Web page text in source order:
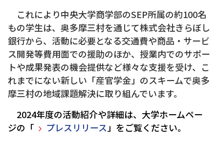
これにより中央大学商学部のSEP所属の約100名
もの学生は、奥多摩三村を通じて株式会社きらぼし
銀行から、活動に必要となる交通費や商品・サービ
ス開発等費用面での援助のほか、授業内でのサポー
トや成果発表の機会提供など様々な支援を受け、こ
れまでにない新しい「産官学金」のスキームで奥多
摩三村の地域課題解決に取り組んでいます。
2024年度の活動紹介や詳細は、大学ホームペー
ジの「
プレスリリース 」をご覧ください。